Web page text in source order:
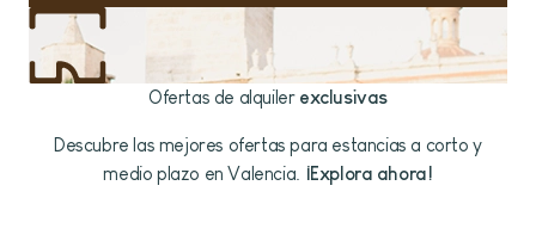
Ofertas de alquiler exclusivas
Descubre las mejores ofertas para estancias a corto y
medio plazo en Valencia. ¡Explora ahora!